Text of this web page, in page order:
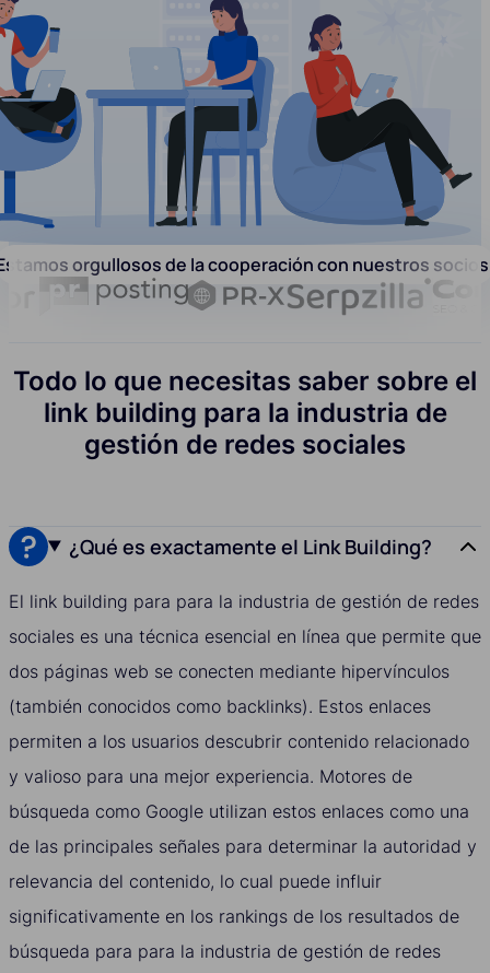
orgullosos de la cooperación con nuestros
Todo lo que necesitas saber sobre el
link building para la industria de
gestión de redes sociales
¿Qué es exactamente el Link Building?
El link building para para la industria de gestión de redes
sociales es una técnica esencial en línea que permite que
dos páginas web se conecten mediante hipervínculos
(también conocidos como backlinks). Estos enlaces
permiten a los usuarios descubrir contenido relacionado
y valioso para una mejor experiencia. Motores de
búsqueda como Google utilizan estos enlaces como una
de las principales señales para determinar la autoridad y
relevancia del contenido, lo cual puede influir
significativamente en los rankings de los resultados de
búsqueda para para la industria de gestión de redes